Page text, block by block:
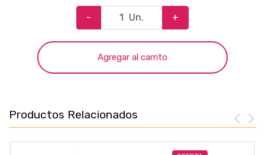
- Un. +
Agregar al carrito
Productos Relacionados